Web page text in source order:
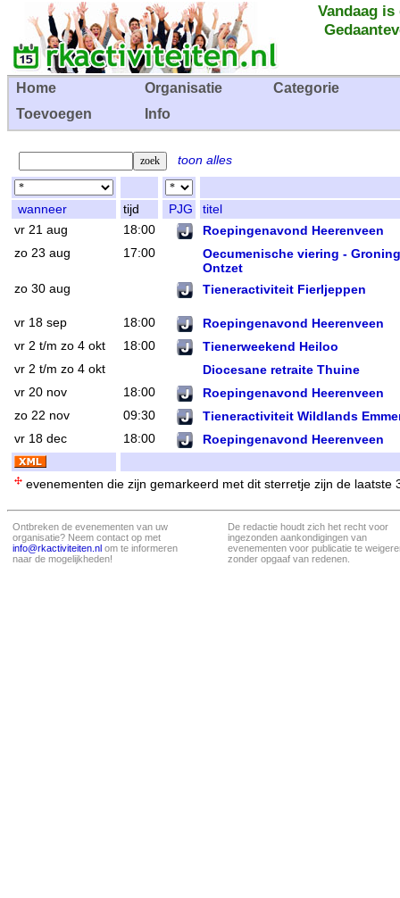
Vandaag
Home Organisatie
Categorie
Toevoegen
Info
toon alles
wanneer tijd PJG
titel
vr 21 aug
18:00 Roepingenavond Heerenveen
zo 23 aug 17:00
Oecumenische viering -
Ontzet
zo 30 aug Tieneractiviteit Fierljeppen
vr 18 sep 18:00 Roepingenavond Heerenveen
vr 2 t/m zo 4 okt 18:00 Tienerweekend Heiloo
vr 2 t/m zo 4 okt Diocesane retraite Thuine
vr 20 nov 18:00 Roepingenavond Heerenveen
zo 22 nov 09:30 Tieneractiviteit Wildlands
vr 18 dec 18:00 Roepingenavond Heerenveen
evenementen die zijn gemarkeerd met dit sterretje zijn de laatste
Ontbreken de evenementen van uw
organisatie? Neem contact op met
info@rkactiviteiten.nl om te informeren
naar de mogelijkheden!
De redactie houdt zich het recht voor
ingezonden aankondigingen van
evenementen voor publicatie te
zonder opgaaf van redenen.